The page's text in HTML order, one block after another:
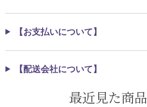
【お支払いについて】
【配送会社について】
最近見た商品